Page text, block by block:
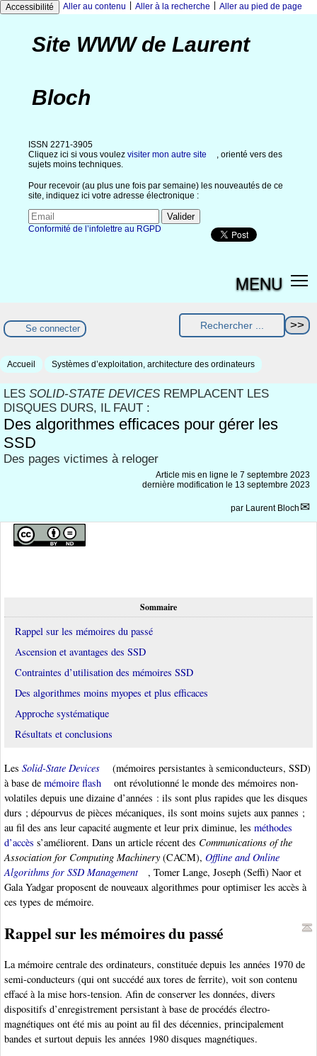
Accessibilité Aller au contenu Aller à la recherche Aller au pied de page
Site WWW de Laurent
Bloch
ISSN 2271-3905
Cliquez ici si vous voulez visiter mon autre site
, orienté vers des
sujets moins techniques.
Pour recevoir (au plus une fois par semaine) les nouveautés de ce
site, indiquez ici votre adresse électronique :
Conformité de l’infolettre au RGPD
MENU
Se connecter
Accueil Systèmes d’exploitation, architecture des ordinateurs
LES SOLID-STATE DEVICES REMPLACENT LES
DISQUES DURS, IL FAUT :
Des algorithmes efficaces pour gérer les
SSD
Des pages victimes à reloger
Article mis en ligne le 7 septembre 2023
dernière modification le 13 septembre 2023
par Laurent Bloch
Sommaire
Rappel sur les mémoires du passé
Ascension et avantages des SSD
Contraintes d’utilisation des mémoires SSD
Des algorithmes moins myopes et plus efficaces
Approche systématique
Résultats et conclusions
Les Solid-State Devices
(mémoires persistantes à semiconducteurs, SSD)
à base de mémoire flash
ont révolutionné le monde des mémoires non-
volatiles depuis une dizaine d’années : ils sont plus rapides que les disques
durs ; dépourvus de pièces mécaniques, ils sont moins sujets aux pannes ;
au fil des ans leur capacité augmente et leur prix diminue, les méthodes
d’accès s’améliorent. Dans un article récent des Communications of the
Association for Computing Machinery (CACM), Offline and Online
Algorithms for SSD Management
, Tomer Lange, Joseph (Seffi) Naor et
Gala Yadgar proposent de nouveaux algorithmes pour optimiser les accès à
ces types de mémoire.
Rappel sur les mémoires du passé
La mémoire centrale des ordinateurs, constituée depuis les années 1970 de
semi-conducteurs (qui ont succédé aux tores de ferrite), voit son contenu
effacé à la mise hors-tension. Afin de conserver les données, divers
dispositifs d’enregistrement persistant à base de procédés électro-
magnétiques ont été mis au point au fil des décennies, principalement
bandes et surtout depuis les années 1980 disques magnétiques.